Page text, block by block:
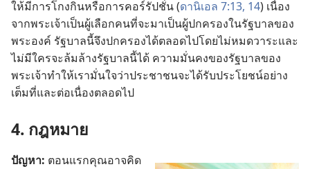
ให้มีการโกงกินหรือการคอร์รัปชั่น (ดานิเอล 7:13, 14) เนื่อง
จากพระเจ้าเป็นผู้เลือกคนที่จะมาเป็นผู้ปกครองในรัฐบาลของ
พระองค์ รัฐบาลนี้จึงปกครองได้ตลอดไปโดยไม่หมดวาระและ
ไม่มีใครจะล้มล้างรัฐบาลนี้ได้ ความมั่นคงของรัฐบาลของ
พระเจ้าทำให้เรามั่นใจว่าประชาชนจะได้รับประโยชน์อย่าง
เต็มที่และต่อเนื่องตลอดไป
4. กฎหมาย
ปัญหา: ตอนแรกคุณอาจคิด